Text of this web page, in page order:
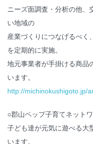
ニーズ面調査・分析の他、
い地域の
産業づくりにつなげるべく
を定期的に実施。
地元事業者が手掛ける商品
います。
http://michinokushigoto.jp/
○郡山ペップ子育てネット
子ども達が元気に遊べる大
います。